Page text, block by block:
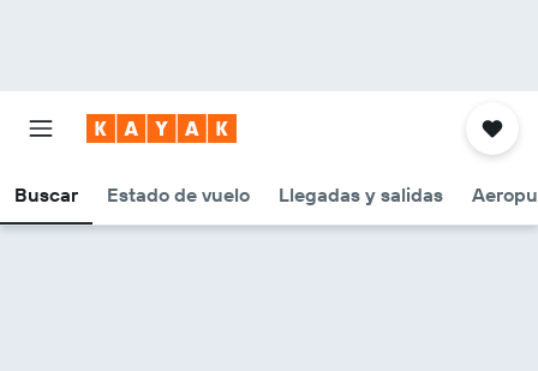
Buscar Estado de vuelo Llegadas y salidas